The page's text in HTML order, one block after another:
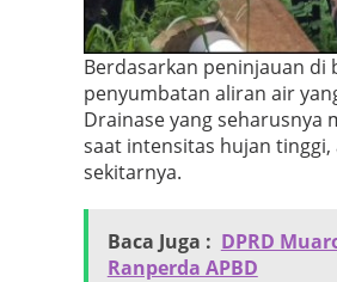
u
l
a
n
k
e
e
r
a
h
Berdasarkan peninjauan
penyumbatan aliran air
Drainase yang
saat intensitas hujan
sekitarnya.
Baca Juga : DPRD
Ranperda APBD